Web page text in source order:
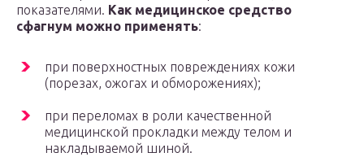
показателями. Как медицинское средство
сфагнум можно применять:
при поверхностных повреждениях кожи
(порезах, ожогах и обморожениях);
при переломах в роли качественной
медицинской прокладки между телом и
накладываемой шиной.